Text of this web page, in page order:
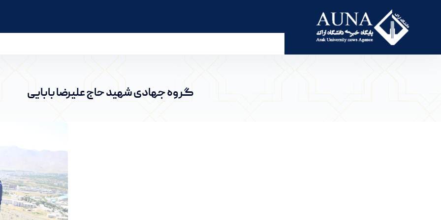
گروه جهادی شهید حاج علیرضا بابایی - پرتال خبری دانشگاه اراک
گروه جهادی شهید حاج علیرضا بابایی